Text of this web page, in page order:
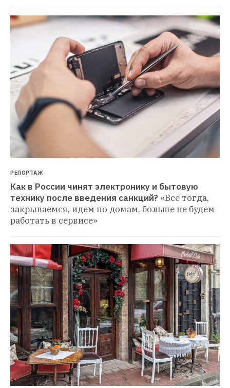
РЕПОРТАЖ
Как в России чинят электронику и бытовую
технику после введения санкций? «Все тогда,
закрываемся, идем по домам, больше не будем
работать в сервисе»